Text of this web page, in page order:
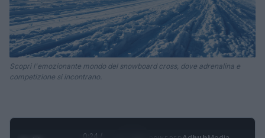
Scopri l'emozionante mondo del snowboard cross, dove adrenalina e
competizione si incontrano.
0:24 /